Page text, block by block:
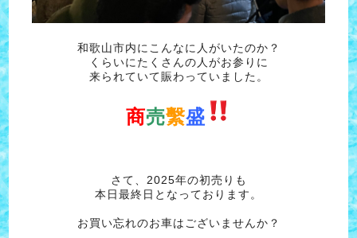
和歌山市内にこんなに人がいたのか？
くらいにたくさんの人がお参りに
来られていて賑わっていました。
商売繫盛
さて、2025年の初売りも
本日最終日となっております。
お買い忘れのお車はございませんか？